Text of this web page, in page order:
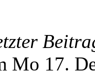
Mo 17.